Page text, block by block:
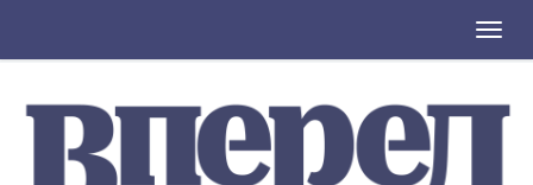
Toggle